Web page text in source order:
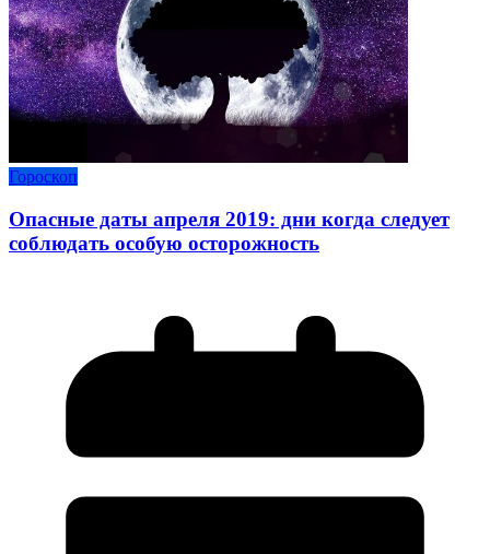
Гороскоп
Опасные даты апреля 2019: дни когда следует
соблюдать особую осторожность